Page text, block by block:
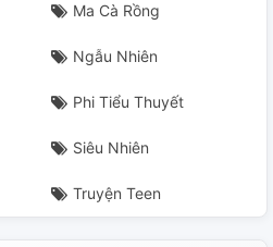
Ma Cà Rồng
Ngẫu Nhiên
Phi Tiểu Thuyết
Siêu Nhiên
Truyện Teen